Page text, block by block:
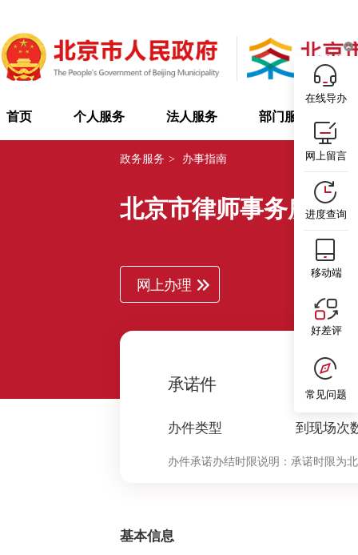
首页 个人服务 法人服务 部门服务
政务服务 > 办事指南
北京市律师事务所同
网上办理
承诺件
办件类型
0
到现场次
办件承诺办结时限说明： 承诺时限为
基本信息
在线导办
网上留言
进度查询
移动端
好差评
常见问题